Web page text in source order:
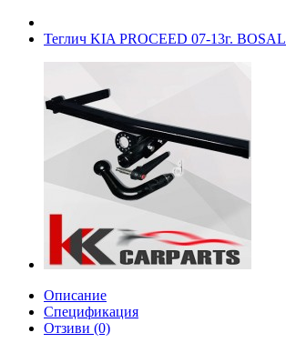
Теглич KIA PROCEED 07-13г. BOSAL
Описание
Спецификация
Отзиви (0)